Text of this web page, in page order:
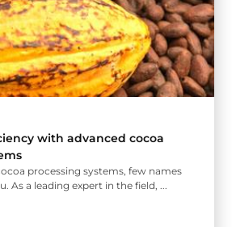
with advanced cocoa
processing systems, few names
As a leading expert in the field, ...